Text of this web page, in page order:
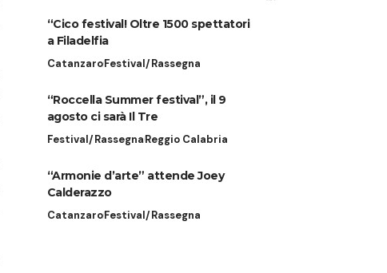
“Cico festival! Oltre 1500 spettatori
a Filadelfia
CatanzaroFestival/Rassegna
“Roccella Summer festival”, il 9
agosto ci sarà Il Tre
Festival/RassegnaReggio Calabria
“Armonie d’arte” attende Joey
Calderazzo
CatanzaroFestival/Rassegna